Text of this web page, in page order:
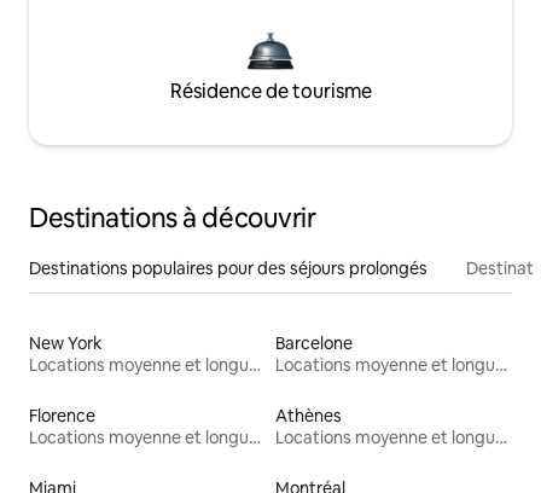
Résidence de tourisme
Destinations à découvrir
Destinations populaires pour des séjours prolongés
New York
Locations moyenne et longue durée
Barcelone
Locations moyenne et longue durée
Florence
Locations moyenne et longue durée
Athènes
Locations moyenne et longue durée
Miami Montréal